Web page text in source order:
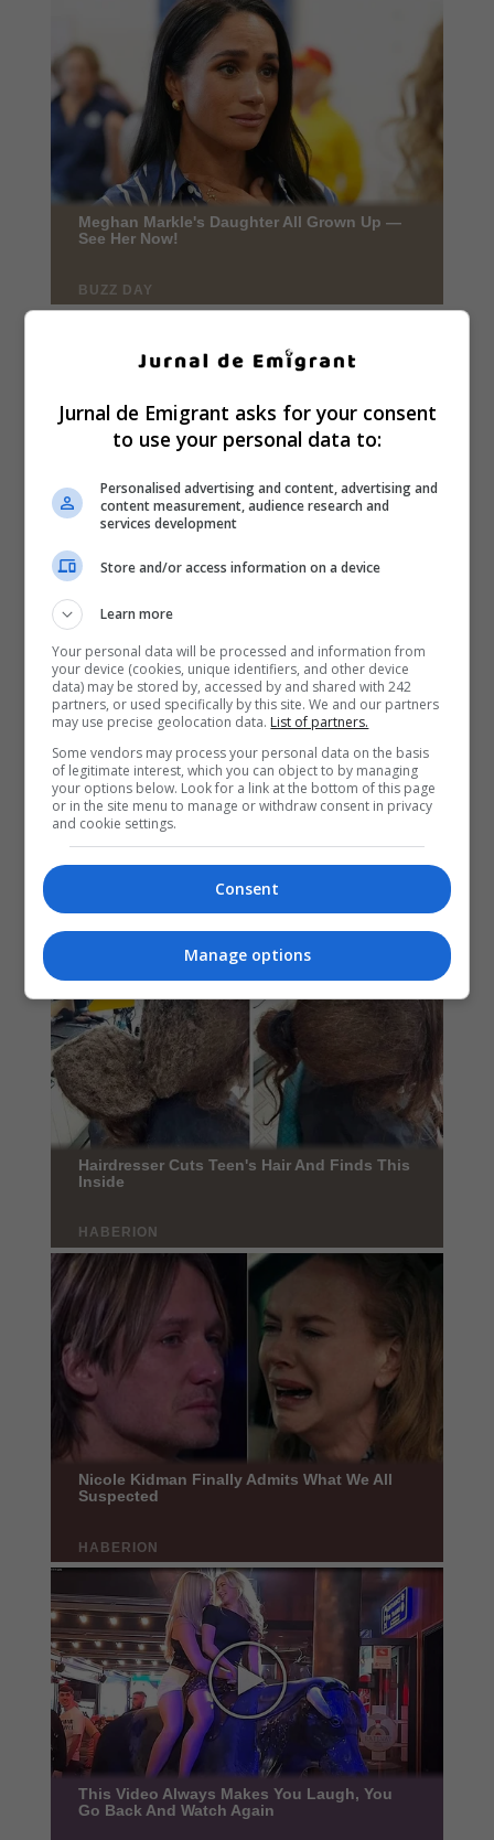
Jurnal de Emigrant asks for your consent
to use your personal data to:
Personalised advertising and content, advertising and
content measurement, audience research and
services development
Store and/or access information on a device
Learn more
Your personal data will be processed and information from
your device (cookies, unique identifiers, and other device
data) may be stored by, accessed by and shared with 242
partners, or used specifically by this site. We and our partners
may use precise geolocation data. List of partners.
Some vendors may process your personal data on the basis
of legitimate interest, which you can object to by managing
your options below. Look for a link at the bottom of this page
or in the site menu to manage or withdraw consent in privacy
and cookie settings.
Consent
Manage options